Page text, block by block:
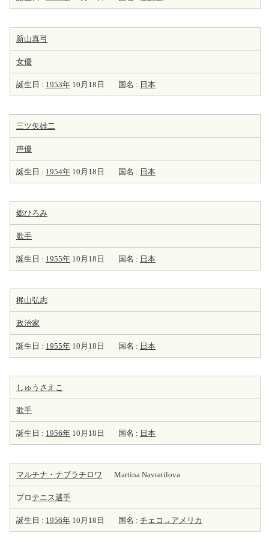
新山真弓
女優
誕生日 : 1953年 10月18日 国名 : 日本
三ツ矢雄二
声優
誕生日 : 1954年 10月18日 国名 : 日本
郷ひろみ
歌手
誕生日 : 1955年 10月18日 国名 : 日本
梶山弘志
政治家
誕生日 : 1955年 10月18日 国名 : 日本
しゅうさえこ
歌手
誕生日 : 1956年 10月18日 国名 : 日本
マルチナ・ナブラチロワ Martina Navratilova
プロ テニス選手
誕生日 : 1956年 10月18日 国名 : チェコ→アメリカ